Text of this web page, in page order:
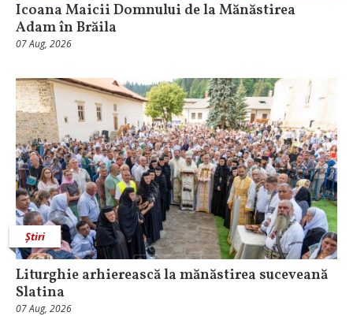
Icoana Maicii Domnului de la Mănăstirea
Adam în Brăila
07 Aug, 2026
Știri
Liturghie arhierească la mănăstirea suceveană
Slatina
07 Aug, 2026